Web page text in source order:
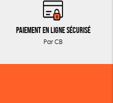
Paiement en ligne sécurisé
Par CB